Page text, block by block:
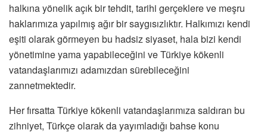
halkına yönelik açık bir tehdit, tarihi gerçeklere ve meşru
haklarımıza yapılmış ağır bir saygısızlıktır. Halkımızı kendi
eşiti olarak görmeyen bu hadsiz siyaset, hala bizi kendi
yönetimine yama yapabileceğini ve Türkiye kökenli
vatandaşlarımızı adamızdan sürebileceğini
zannetmektedir.
Her fırsatta Türkiye kökenli vatandaşlarımıza saldıran bu
zihniyet, Türkçe olarak da yayımladığı bahse konu